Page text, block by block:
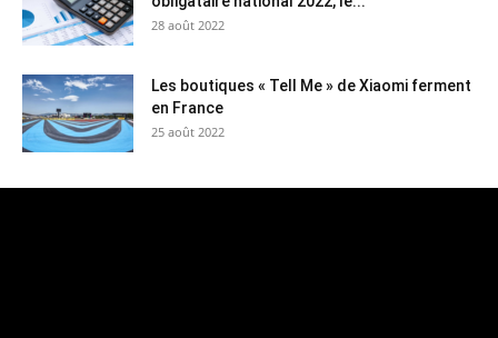
28 août 2022
Les boutiques « Tell Me » de Xiaomi ferment
en France
25 août 2022